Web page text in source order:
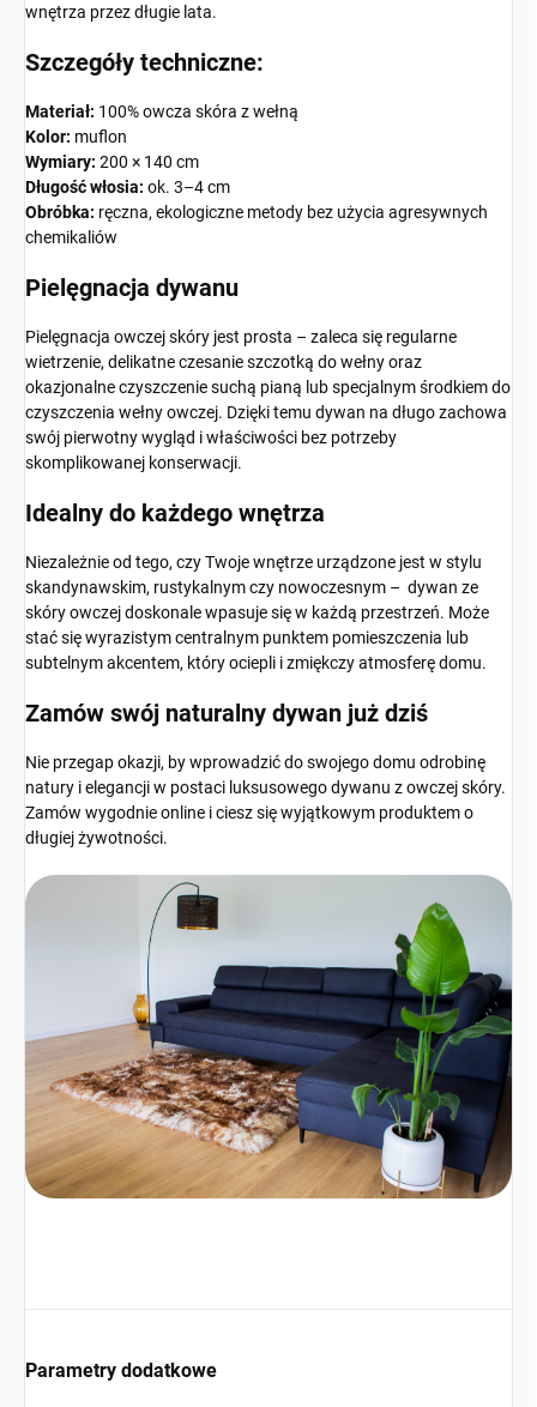
wnętrza przez długie lata.
Szczegóły techniczne:
Materiał: 100% owcza skóra z wełną
Kolor: muflon
Wymiary: 200 × 140 cm
Długość włosia: ok. 3–4 cm
Obróbka: ręczna, ekologiczne metody bez użycia agresywnych
chemikaliów
Pielęgnacja dywanu
Pielęgnacja owczej skóry jest prosta – zaleca się regularne
wietrzenie, delikatne czesanie szczotką do wełny oraz
okazjonalne czyszczenie suchą pianą lub specjalnym środkiem do
czyszczenia wełny owczej. Dzięki temu dywan na długo zachowa
swój pierwotny wygląd i właściwości bez potrzeby
skomplikowanej konserwacji.
Idealny do każdego wnętrza
Niezależnie od tego, czy Twoje wnętrze urządzone jest w stylu
skandynawskim, rustykalnym czy nowoczesnym – dywan ze
skóry owczej doskonale wpasuje się w każdą przestrzeń. Może
stać się wyrazistym centralnym punktem pomieszczenia lub
subtelnym akcentem, który ociepli i zmiękczy atmosferę domu.
Zamów swój naturalny dywan już dziś
Nie przegap okazji, by wprowadzić do swojego domu odrobinę
natury i elegancji w postaci luksusowego dywanu z owczej skóry.
Zamów wygodnie online i ciesz się wyjątkowym produktem o
długiej żywotności.
Parametry dodatkowe